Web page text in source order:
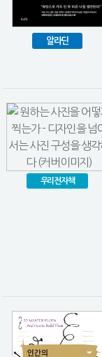
알라딘
우리전자책